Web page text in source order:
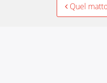
Post
Quel